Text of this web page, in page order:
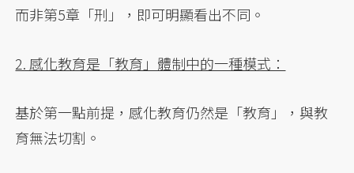
而非第5章「刑」，即可明顯看出不同。
2. 感化教育是「教育」體制中的一種模式：
基於第一點前提，感化教育仍然是「教育」，與教
育無法切割。